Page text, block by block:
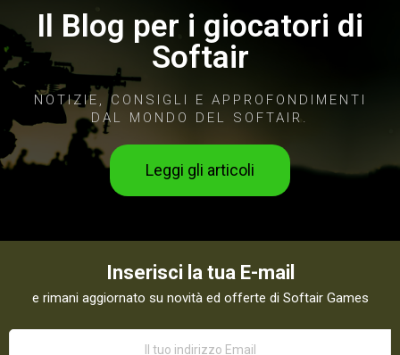
Il Blog per i giocatori di
Softair
NOTIZIE, CONSIGLI E APPROFONDIMENTI
DAL MONDO DEL SOFTAIR.
Leggi gli articoli
Inserisci la tua E-mail
e rimani aggiornato su novità ed offerte di Softair Games